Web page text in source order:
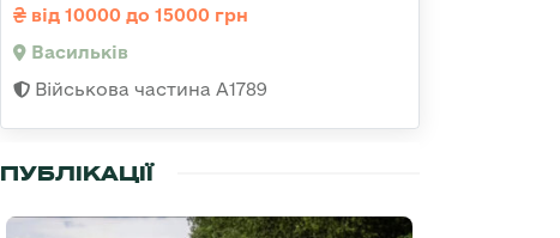
від 10000 до 15000 грн
Васильків
Військова частина А1789
ПУБЛІКАЦІЇ